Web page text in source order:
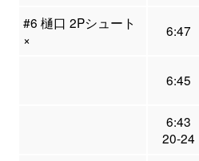
#6 樋口 2Pシュート
×
6:47
6:45
6:43
20-24